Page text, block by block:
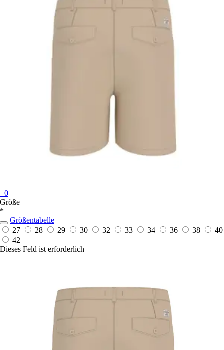
+0
Größe
*
Größentabelle
27
28 29 30 32 33 34 36 38
40
42
Dieses Feld ist erforderlich